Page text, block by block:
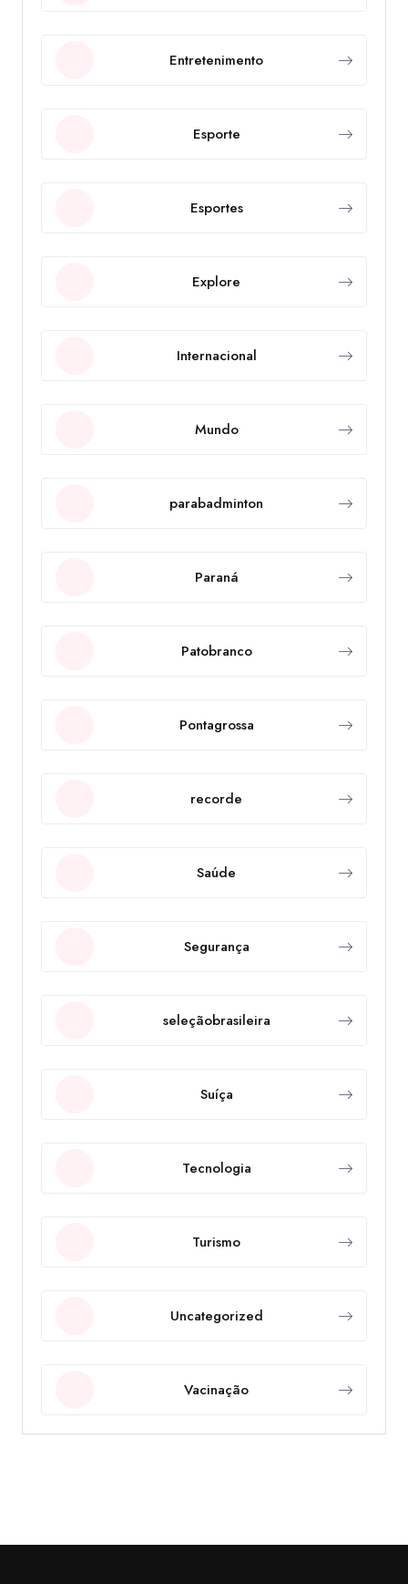
Entretenimento
Esporte
Esportes
Explore
Internacional
Mundo
parabadminton
Paraná
Patobranco
Pontagrossa
recorde
Saúde
Segurança
seleçãobrasileira
Suíça
Tecnologia
Turismo
Uncategorized
Vacinação